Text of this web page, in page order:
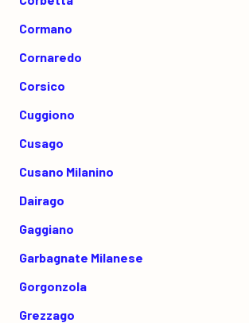
Cormano
Cornaredo
Corsico
Cuggiono
Cusago
Cusano Milanino
Dairago
Gaggiano
Garbagnate Milanese
Gorgonzola
Grezzago